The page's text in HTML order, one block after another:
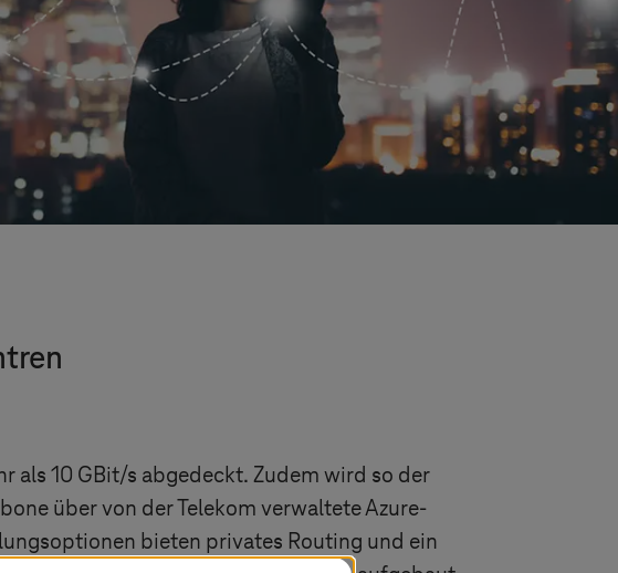
als 10 GBit/s abgedeckt. Zudem wird so der
über von der Telekom verwaltete Azure-
bieten privates Routing und ein